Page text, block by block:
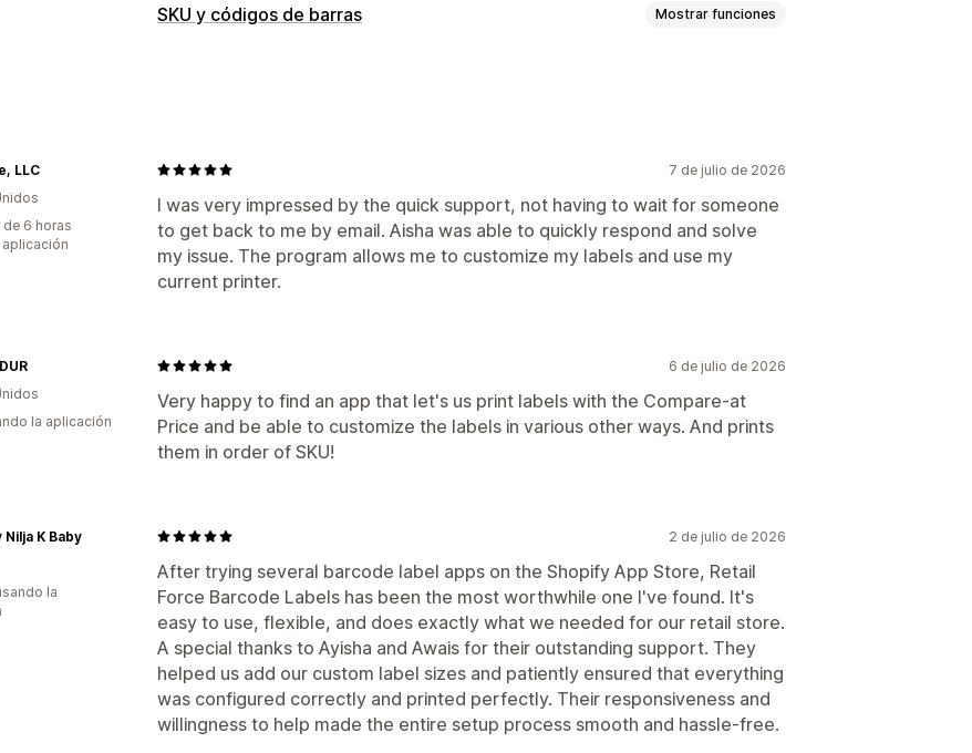
POS
SKU y códigos de barras Mostrar funciones
Gestión de SKU
Generación automática Generación masiva Plantillas personalizadas
Reglas personalizadas Prefijo y sufijo
Integración de código de barras
Variantes
Elementos personalizados
Talla personalizada
Ubicación de contenedores Notas de entrega Múltiples idiomas
7 de julio de 2026
I was very impressed by the quick support, not having to wait for someone
to get back to me by email. Aisha was able to quickly respond and solve
my issue. The program allows me to customize my labels and use my
current printer.
LLC
6 horas
6 de julio de 2026
Very happy to find an app that let's us print labels with the Compare-at
Price and be able to customize the labels in various other ways. And prints
them in order of SKU!
la aplicación
2 de julio de 2026
After trying several barcode label apps on the Shopify App Store, Retail
Force Barcode Labels has been the most worthwhile one I've found. It's
easy to use, flexible, and does exactly what we needed for our retail store.
A special thanks to Ayisha and Awais for their outstanding support. They
helped us add our custom label sizes and patiently ensured that everything
was configured correctly and printed perfectly. Their responsiveness and
willingness to help made the entire setup process smooth and hassle-free.
Nilja K Baby
la